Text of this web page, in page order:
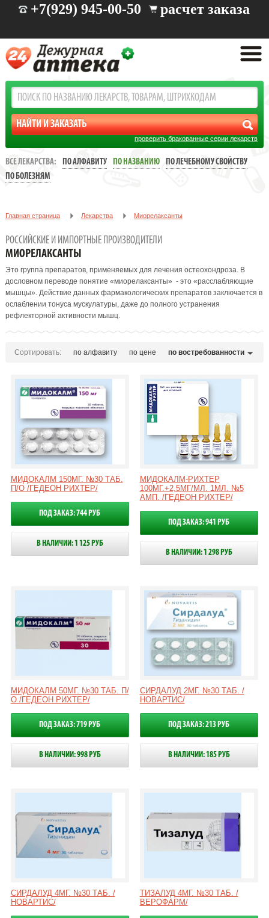
+7(929) 945-00-50 расчет заказа
проверить бракованные серии лекарств
ВСЕ ЛЕКАРСТВА: ПО АЛФАВИТУ ПО НАЗВАНИЮ
ПО ЛЕЧЕБНОМУ СВОЙСТВУ
ПО БОЛЕЗНЯМ
Главная страница Лекарства Миорелаксанты
РОССИЙСКИЕ И ИМПОРТНЫЕ ПРОИЗВОДИТЕЛИ
МИОРЕЛАКСАНТЫ
Это группа препаратов, применяемых для лечения остеохондроза. В
дословном переводе понятие «миорелаксанты» - это «расслабляющие
мышцы». Действие данных фармакологических препаратов заключается в
ослаблении тонуса мускулатуры, даже до полного устранения
рефлекторной активности мышц.
Сортировать: по алфавиту по цене по востребованности
МИДОКАЛМ 150МГ. №30 ТАБ.
П/О /ГЕДЕОН РИХТЕР/
ПОД ЗАКАЗ: 744 РУБ
В НАЛИЧИИ: 1 125 РУБ
МИДОКАЛМ-РИХТЕР
100МГ.+2,5МГ/МЛ. 1МЛ. №5
АМП. /ГЕДЕОН РИХТЕР/
ПОД ЗАКАЗ: 941 РУБ
В НАЛИЧИИ: 1 298 РУБ
МИДОКАЛМ 50МГ. №30 ТАБ. П/
О /ГЕДЕОН РИХТЕР/
ПОД ЗАКАЗ: 719 РУБ
В НАЛИЧИИ: 998 РУБ
СИРДАЛУД 2МГ. №30 ТАБ. /
НОВАРТИС/
ПОД ЗАКАЗ: 213 РУБ
В НАЛИЧИИ: 185 РУБ
СИРДАЛУД 4МГ. №30 ТАБ. /
НОВАРТИС/
ТИЗАЛУД 4МГ. №30 ТАБ. /
ВЕРОФАРМ/